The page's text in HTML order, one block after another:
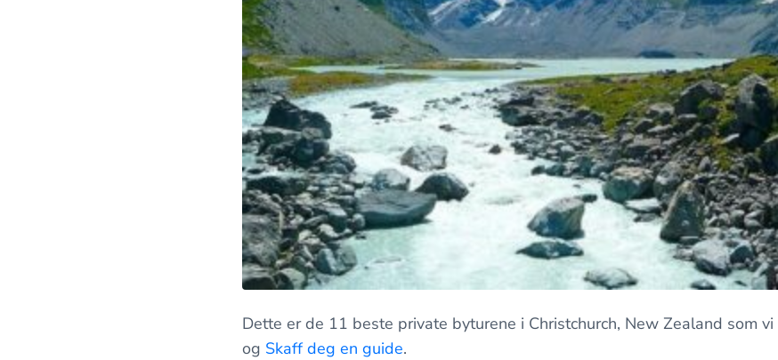
Dette er de 11 beste private byturene i Christchurch, New Zealand som
og Skaff deg en guide.